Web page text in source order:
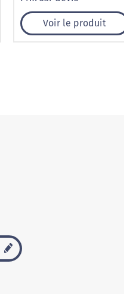
Voir le produit